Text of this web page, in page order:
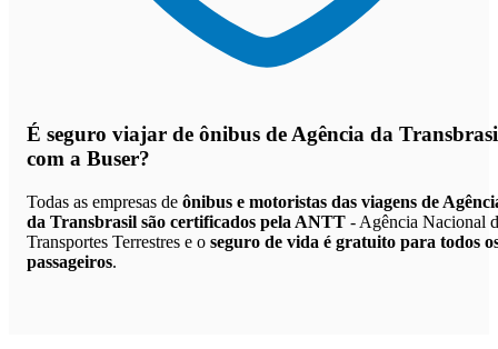
É seguro viajar de ônibus de Agência da
com a Buser?
Todas as empresas de ônibus e motoristas das viagens de
da Transbrasil são certificados pela ANTT - Agência Nacional
Transportes Terrestres e o seguro de vida é gratuito para todos
passageiros.